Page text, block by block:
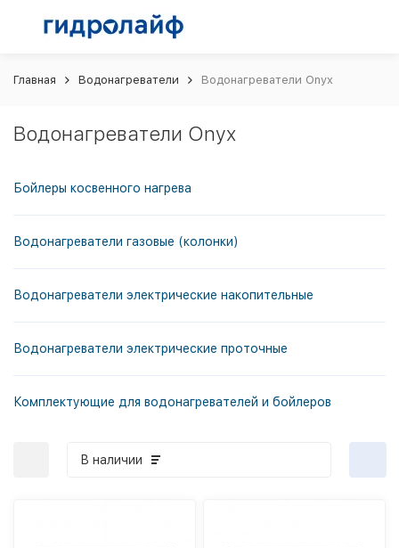
Главная Водонагреватели Водонагреватели Onyx
Водонагреватели Onyx
Бойлеры косвенного нагрева
Водонагреватели газовые (колонки)
Водонагреватели электрические накопительные
Водонагреватели электрические проточные
Комплектующие для водонагревателей и бойлеров
В наличии